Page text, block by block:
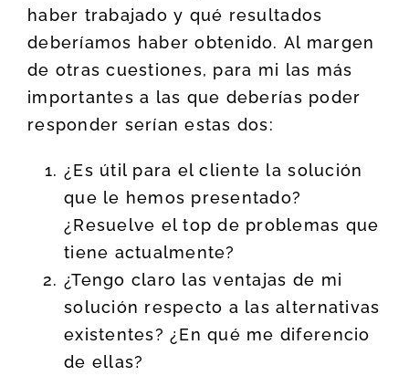
haber trabajado y qué resultados
deberíamos haber obtenido. Al margen
de otras cuestiones, para mi las más
importantes a las que deberías poder
responder serían estas dos:
¿Es útil para el cliente la solución
que le hemos presentado?
¿Resuelve el top de problemas que
tiene actualmente?
¿Tengo claro las ventajas de mi
solución respecto a las alternativas
existentes? ¿En qué me diferencio
de ellas?